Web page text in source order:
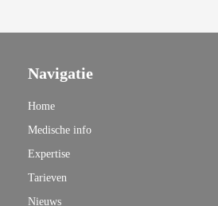
Navigatie
Home
Medische info
Expertise
Tarieven
Nieuws